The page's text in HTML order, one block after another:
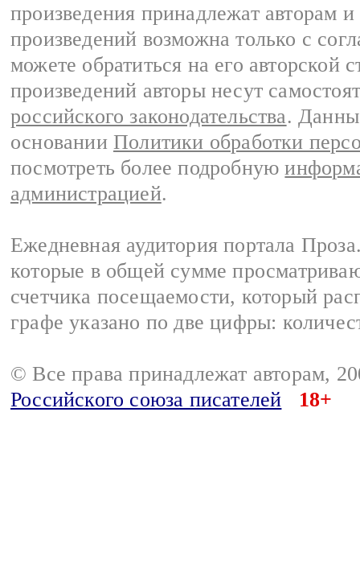
произведения принадлежат авторам
произведений возможна только с
можете обратиться на его авторской
произведений авторы несут
российского законодательства.
основании Политики обработки
посмотреть более подробную
администрацией.
Ежедневная аудитория портала
которые в общей сумме
счетчика посещаемости, который
графе указано по две цифры:
© Все права принадлежат авторам,
Российского союза писателей
18+